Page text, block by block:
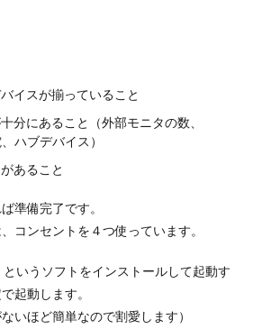
イスが揃っていること
分にあること（外部モニタの数、
ハブデバイス）
あること
準備完了です。
コンセントを４つ使っています。
というソフトをインストールして起動す
起動します。
いほど簡単なので割愛します）